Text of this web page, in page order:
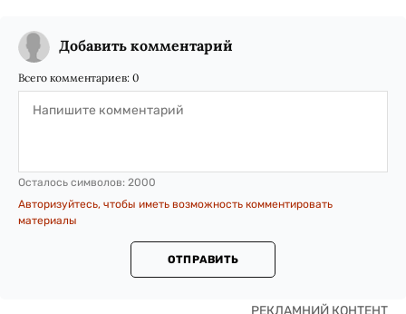
Добавить комментарий
Всего комментариев: 0
Осталось символов: 2000
Авторизуйтесь, чтобы иметь возможность комментировать
материалы
ОТПРАВИТЬ